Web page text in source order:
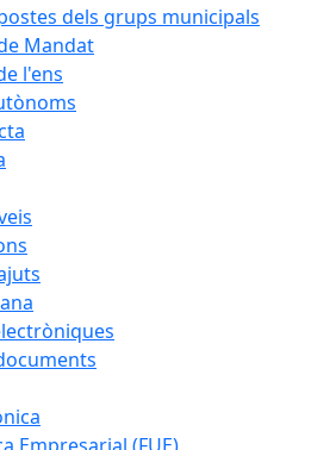
dels grups municipals
Mandat
l'ens